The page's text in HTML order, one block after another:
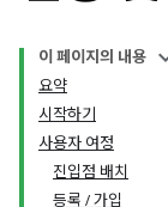
이 페이지의 내용
요약
시작하기
사용자 여정
진입점 배치
등록 / 가입